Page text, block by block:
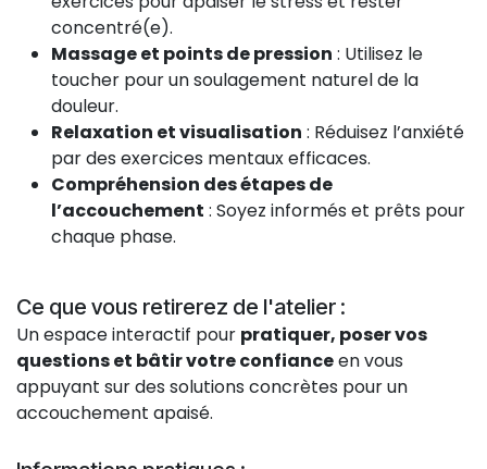
concentré(e).
Massage et points de pression : Utilisez le
toucher pour un soulagement naturel de la
douleur.
Relaxation et visualisation : Réduisez l’anxiété
par des exercices mentaux efficaces.
Compréhension des étapes de
l’accouchement : Soyez informés et prêts pour
chaque phase.
Ce que vous retirerez de l'atelier :
Un espace interactif pour pratiquer, poser vos
questions et bâtir votre confianceen vous
appuyant sur des solutions concrètes pour un
accouchement apaisé.